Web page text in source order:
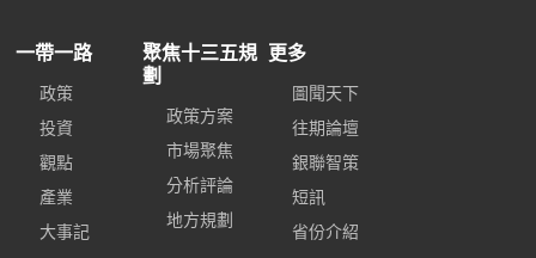
一帶一路
政策
投資
觀點
產業
大事記
聚焦十三五規
劃
政策方案
市場聚焦
分析評論
地方規劃
更多
圖聞天下
往期論壇
銀聯智策
短訊
省份介紹